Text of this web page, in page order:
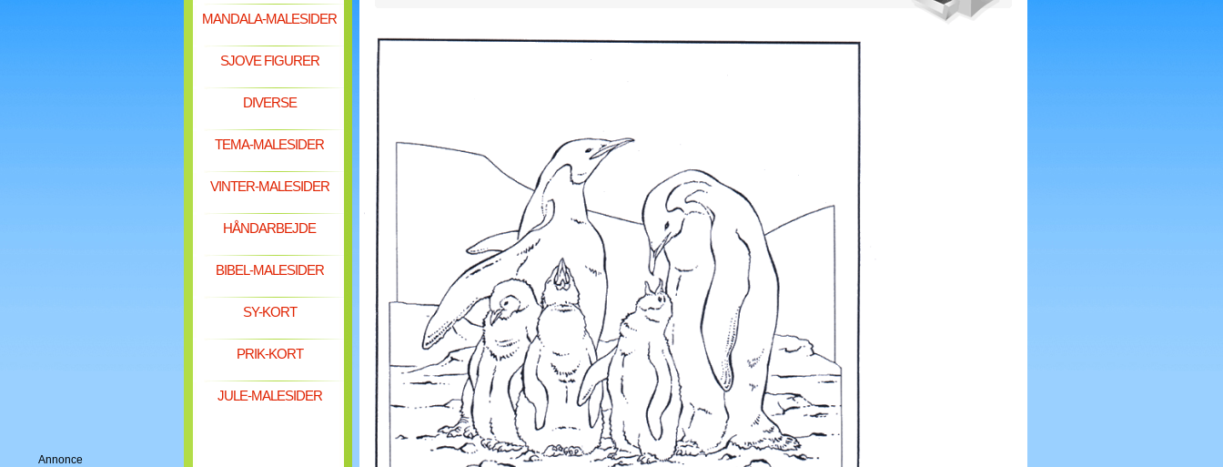
Annonce
MANDALA-MALESIDER
SJOVE FIGURER
DIVERSE
TEMA-MALESIDER
VINTER-MALESIDER
HÅNDARBEJDE
BIBEL-MALESIDER
SY-KORT
PRIK-KORT
JULE-MALESIDER